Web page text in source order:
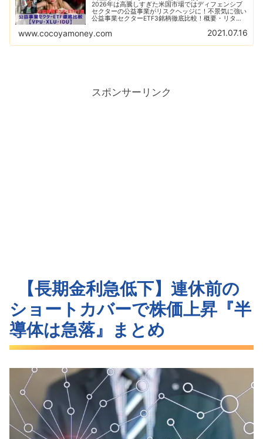
2026年は高騰しすぎた米国市場ではディフェンシブ
セクターの公益事業がリスクヘッジに！不景気に強い
公益事業セクターETF3銘柄徹底比較！概要・リター
www.cocoyamoney.com 2021.07.16
スポンサーリンク
【長期金利急低下】連休前の
ショートカバーで株価上昇『半
導体は急落』まとめ